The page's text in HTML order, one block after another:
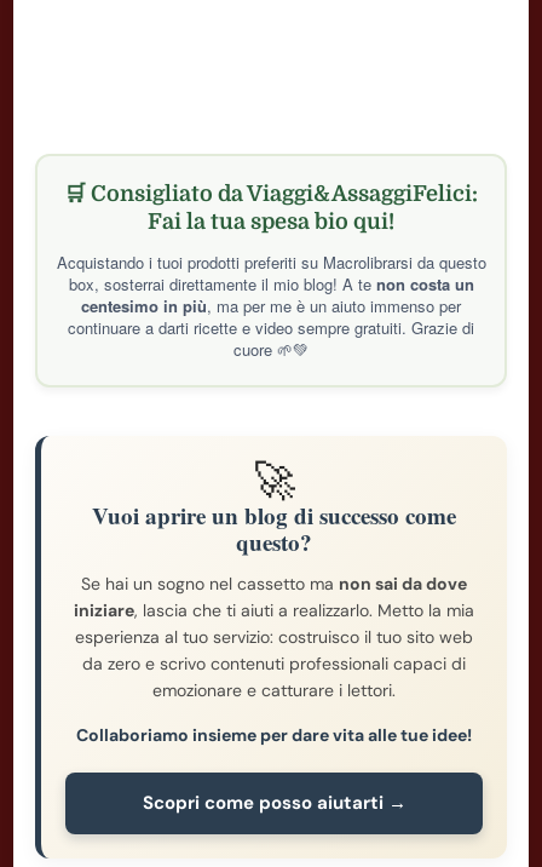
🛒 Consigliato da Viaggi&AssaggiFelici:
Fai la tua spesa bio qui!
Acquistando i tuoi prodotti preferiti su Macrolibrarsi da questo
box, sosterrai direttamente il mio blog! A te non costa un
centesimo in più, ma per me è un aiuto immenso per
continuare a darti ricette e video sempre gratuiti. Grazie di
cuore 🌱💚
🚀
Vuoi aprire un blog di successo come
questo?
Se hai un sogno nel cassetto ma non sai da dove
iniziare, lascia che ti aiuti a realizzarlo. Metto la mia
esperienza al tuo servizio: costruisco il tuo sito web
da zero e scrivo contenuti professionali capaci di
emozionare e catturare i lettori.
Collaboriamo insieme per dare vita alle tue idee!
Scopri come posso aiutarti →